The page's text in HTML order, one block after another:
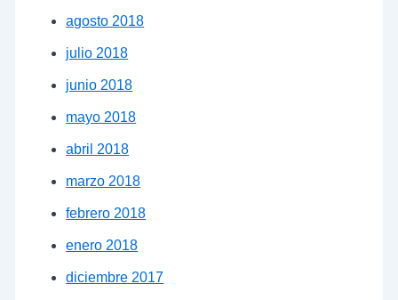
agosto 2018
julio 2018
junio 2018
mayo 2018
abril 2018
marzo 2018
febrero 2018
enero 2018
diciembre 2017